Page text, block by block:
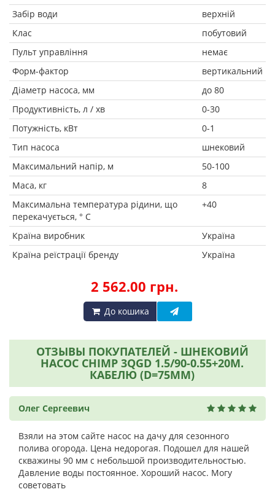
Забір води
верхній
Клас
побутовий
Пульт управління
немає
Форм-фактор
вертикальний
Діаметр насоса, мм
до 80
Продуктивність, л / хв
0-30
Потужність, кВт
0-1
Тип насоса
шнековий
Максимальний напір, м
50-100
Маса, кг
8
Максимальна температура рідини, що
перекачується, ° C
+40
Країна виробник
Україна
Країна реїстрації бренду
Україна
2 562.00 грн.
До кошика
ОТЗЫВЫ ПОКУПАТЕЛЕЙ - ШНЕКОВИЙ
НАСОС CHIMP 3QGD 1.5/90-0.55+20М.
КАБЕЛЮ (D=75ММ)
Олег Сергеевич
Взяли на этом сайте насос на дачу для сезонного
полива огорода. Цена недорогая. Подошел для нашей
скважины 90 мм с небольшой производительностью.
Давление воды постоянное. Хороший насос. Могу
советовать